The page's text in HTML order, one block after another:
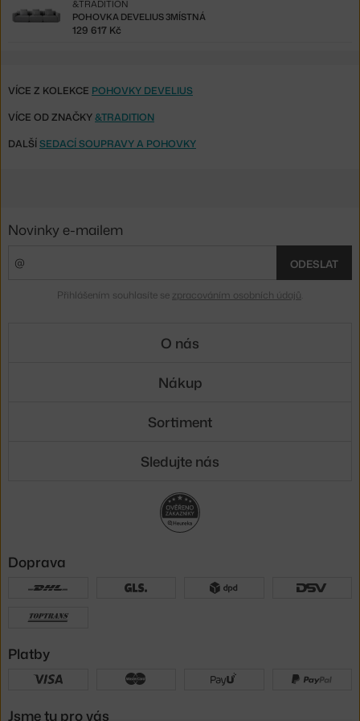
POHOVKA DEVELIUS 3MÍSTNÁ
&TRADITION
129 617 Kč
VÍCE Z KOLEKCE POHOVKY DEVELIUS
VÍCE OD ZNAČKY&TRADITION
DALŠÍSEDACÍ SOUPRAVY A POHOVKY
Novinky e-mailem
ODESLAT
Přihlášením souhlasíte se zpracováním osobních údajů
O nás
Nákup
Sortiment
Sledujte nás
Doprava
Platby
Jsme tu pro vás